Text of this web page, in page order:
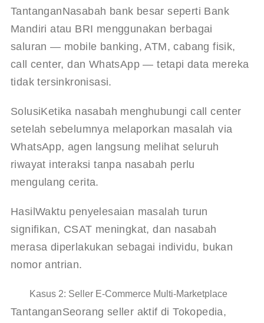
TantanganNasabah bank besar seperti Bank
Mandiri atau BRI menggunakan berbagai
saluran — mobile banking, ATM, cabang fisik,
call center, dan WhatsApp — tetapi data mereka
tidak tersinkronisasi.
SolusiKetika nasabah menghubungi call center
setelah sebelumnya melaporkan masalah via
WhatsApp, agen langsung melihat seluruh
riwayat interaksi tanpa nasabah perlu
mengulang cerita.
Hasil Waktu penyelesaian masalah turun
signifikan, CSAT meningkat, dan nasabah
merasa diperlakukan sebagai individu, bukan
nomor antrian.
Kasus 2: Seller E-Commerce Multi-Marketplace
TantanganSeorang seller aktif di Tokopedia,